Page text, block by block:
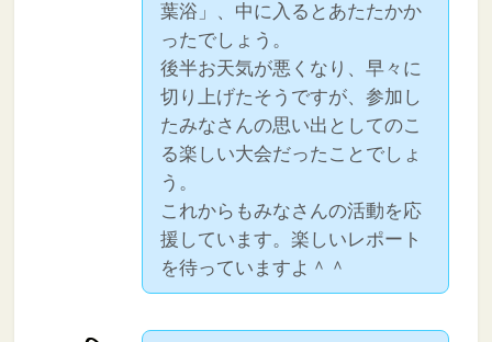
葉浴」、中に入るとあたたかか
ったでしょう。
後半お天気が悪くなり、早々に
切り上げたそうですが、参加し
たみなさんの思い出としてのこ
る楽しい大会だったことでしょ
う。
これからもみなさんの活動を応
援しています。楽しいレポート
を待っていますよ＾＾